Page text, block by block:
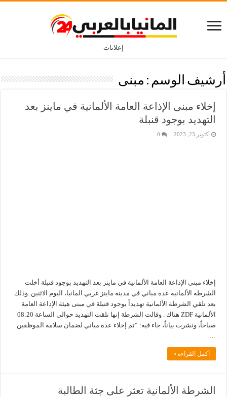
إعلانات
أرشيف الوسم : مبنى
إخلاء مبنى الإذاعة العامة الألمانية في ماينز بعد
التهديد بوجود قنبلة
أكتوبر 23, 2023 0
إخلاء مبنى الإذاعة العامة الألمانية في ماينز بعد التهديد بوجود قنبلة أخلت
الشرطة الألمانية عدة مباني في مدينة ماينز غربي المانيا، اليوم الاثنين. وذلك
بعد تلقي الشرطة الألمانية تهديداً بوجود قنبلة في مبنى هيئة الإذاعة العامة
الألمانية ZDF هناك . وقالت الشرطة إنها تلقت التهديد حوالي الساعة 08:20
صباحاً، ونشرت بياناً، جاء فيه: “تم إخلاء عدة مباني لضمان سلامة الموظفين
أكمل القراءة »
الشرطة الألمانية تعثر على جثة الطالبة